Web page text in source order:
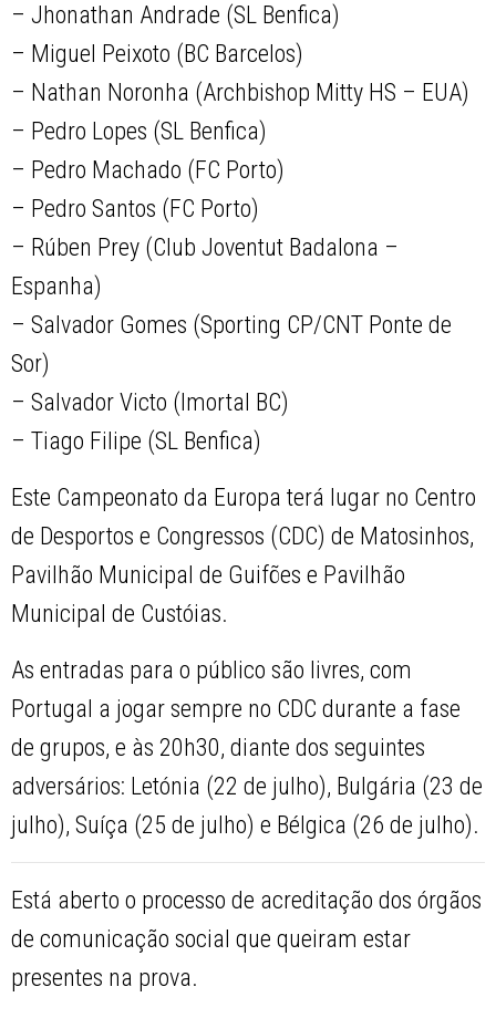
– Jhonathan Andrade (SL Benfica)
– Miguel Peixoto (BC Barcelos)
– Nathan Noronha (Archbishop Mitty HS – EUA)
– Pedro Lopes (SL Benfica)
– Pedro Machado (FC Porto)
– Pedro Santos (FC Porto)
– Rúben Prey (Club Joventut Badalona –
Espanha)
– Salvador Gomes (Sporting CP/CNT Ponte de
Sor)
– Salvador Victo (Imortal BC)
– Tiago Filipe (SL Benfica)
Este Campeonato da Europa terá lugar no Centro
de Desportos e Congressos (CDC) de Matosinhos,
Pavilhão Municipal de Guifões e Pavilhão
Municipal de Custóias.
As entradas para o público são livres, com
Portugal a jogar sempre no CDC durante a fase
de grupos, e às 20h30, diante dos seguintes
adversários: Letónia (22 de julho), Bulgária (23 de
julho), Suíça (25 de julho) e Bélgica (26 de julho).
Está aberto o processo de acreditação dos órgãos
de comunicação social que queiram estar
presentes na prova.